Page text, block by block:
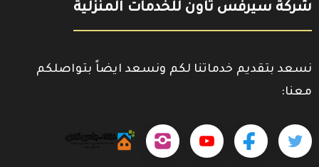
شركة سيرفس تاون للخدمات المنزلية
نسعد بتقديم خدماتنا لكم ونسعد ايضاً بتواصلكم
معنا:
تابعنا تابعنا تابعنا تابعنا